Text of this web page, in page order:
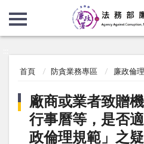
首頁 防貪業務專區 廉政倫理
廠商或業者致贈
行事曆等，是否
政倫理規範」之